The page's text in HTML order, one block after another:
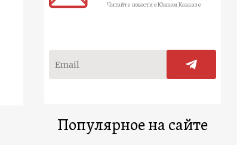
Читайте новости о Южном Кавказе
Популярное на сайте